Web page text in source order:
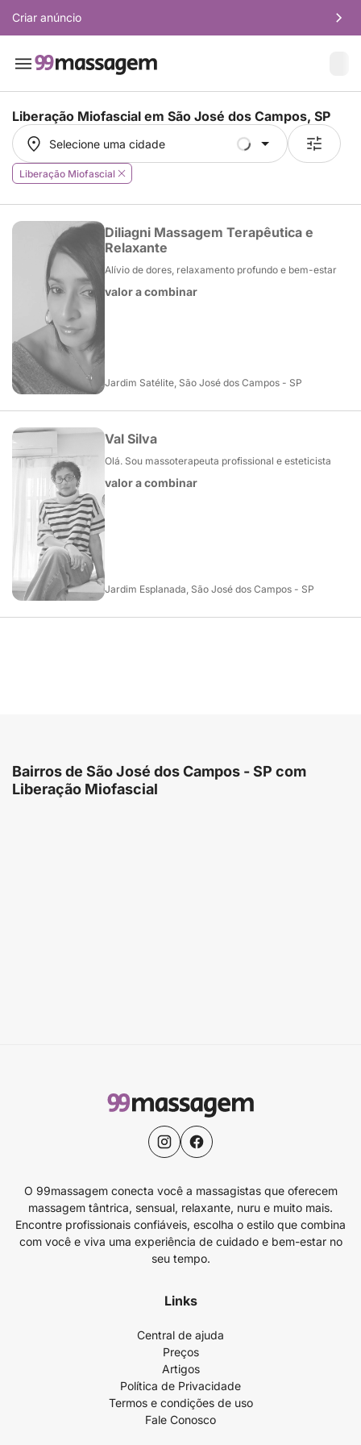
Criar anúncio
Liberação Miofascial em São José dos Campos, SP
Selecione uma cidade
Selecione uma cidade
Liberação Miofascial
Diliagni Massagem Terapêutica e
Relaxante
Alívio de dores, relaxamento profundo e bem-estar
valor a combinar
Jardim Satélite, São José dos Campos - SP
Val Silva
Olá. Sou massoterapeuta profissional e esteticista
valor a combinar
Jardim Esplanada, São José dos Campos - SP
Bairros de São José dos Campos - SP com
Liberação Miofascial
O 99massagem conecta você a massagistas que oferecem
massagem tântrica, sensual, relaxante, nuru e muito mais.
Encontre profissionais confiáveis, escolha o estilo que combina
com você e viva uma experiência de cuidado e bem-estar no
seu tempo.
Links
Central de ajuda
Preços
Artigos
Política de Privacidade
Termos e condições de uso
Fale Conosco